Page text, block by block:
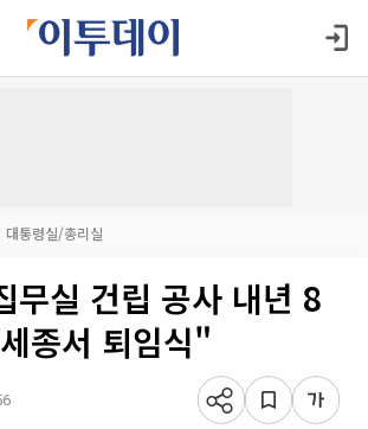
대통령실/총리실
무실 건립 공사 내년 8
종서 퇴임식"